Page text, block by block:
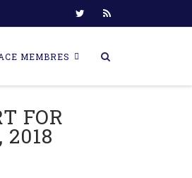
MEMBRES
FOR